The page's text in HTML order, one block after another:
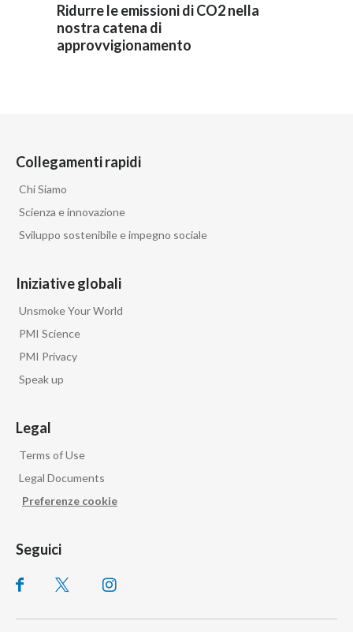
Ridurre le emissioni di CO2 nella
nostra catena di
approvvigionamento
Collegamenti rapidi
Chi Siamo
Scienza e innovazione
Sviluppo sostenibile e impegno sociale
Iniziative globali
Unsmoke Your World
PMI Science
PMI Privacy
Speak up
Legal
Terms of Use
Legal Documents
Preferenze cookie
Seguici